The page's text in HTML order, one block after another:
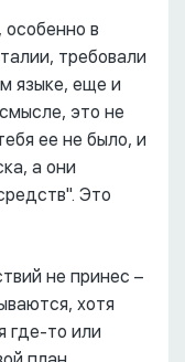
в
требовали
языке, еще и
это не
ее не было, и
а они
Это
не принес –
хотя
где-то или